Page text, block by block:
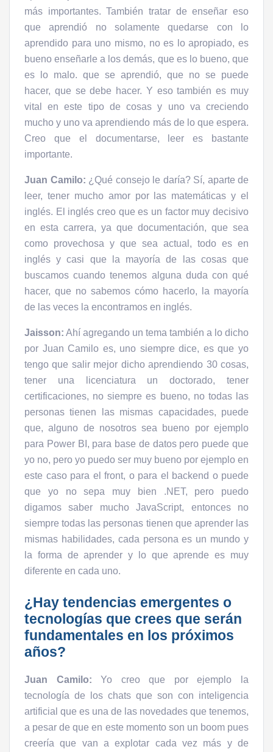
más importantes. También tratar de enseñar eso
que aprendió no solamente quedarse con lo
aprendido para uno mismo, no es lo apropiado, es
bueno enseñarle a los demás, que es lo bueno, que
es lo malo. que se aprendió, que no se puede
hacer, que se debe hacer. Y eso también es muy
vital en este tipo de cosas y uno va creciendo
mucho y uno va aprendiendo más de lo que espera.
Creo que el documentarse, leer es bastante
importante.
Juan Camilo: ¿Qué consejo le daría? Sí, aparte de
leer, tener mucho amor por las matemáticas y el
inglés. El inglés creo que es un factor muy decisivo
en esta carrera, ya que documentación, que sea
como provechosa y que sea actual, todo es en
inglés y casi que la mayoría de las cosas que
buscamos cuando tenemos alguna duda con qué
hacer, que no sabemos cómo hacerlo, la mayoría
de las veces la encontramos en inglés.
Jaisson: Ahí agregando un tema también a lo dicho
por Juan Camilo es, uno siempre dice, es que yo
tengo que salir mejor dicho aprendiendo 30 cosas,
tener una licenciatura un doctorado, tener
certificaciones, no siempre es bueno, no todas las
personas tienen las mismas capacidades, puede
que, alguno de nosotros sea bueno por ejemplo
para Power BI, para base de datos pero puede que
yo no, pero yo puedo ser muy bueno por ejemplo en
este caso para el front, o para el backend o puede
que yo no sepa muy bien .NET, pero puedo
digamos saber mucho JavaScript, entonces no
siempre todas las personas tienen que aprender las
mismas habilidades, cada persona es un mundo y
la forma de aprender y lo que aprende es muy
diferente en cada uno.
¿Hay tendencias emergentes o
tecnologías que crees que serán
fundamentales en los próximos
años?
Juan Camilo: Yo creo que por ejemplo la
tecnología de los chats que son con inteligencia
artificial que es una de las novedades que tenemos,
a pesar de que en este momento son un boom pues
creería que van a explotar cada vez más y de